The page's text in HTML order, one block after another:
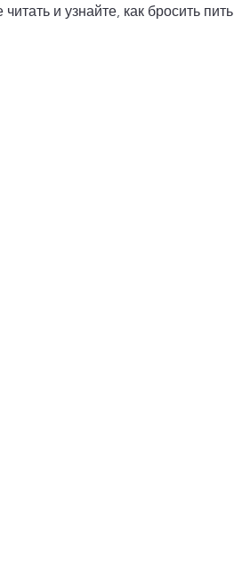
и узнайте, как бросить пить